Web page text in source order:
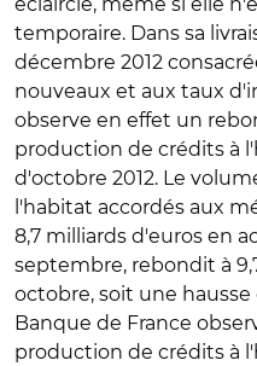
temporaire. Dans sa
décembre 2012
nouveaux et aux taux
observe en effet un
production de crédits à
d'octobre 2012. Le
l'habitat accordés aux
8,7 milliards d'euros en
septembre, rebondit à
octobre, soit une hausse
Banque de France
production de crédits à